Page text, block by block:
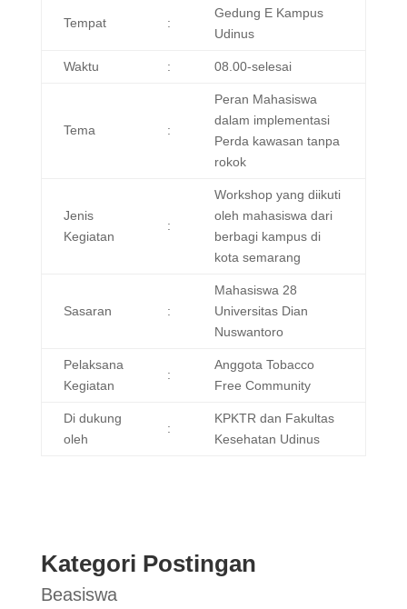
Tempat :
Gedung E Kampus
Udinus
Waktu : 08.00-selesai
Tema :
Peran Mahasiswa
dalam implementasi
Perda kawasan tanpa
rokok
Jenis
Kegiatan
:
Workshop yang diikuti
oleh mahasiswa dari
berbagi kampus di
kota semarang
Sasaran :
Mahasiswa 28
Universitas Dian
Nuswantoro
Pelaksana
Kegiatan
:
Anggota Tobacco
Free Community
Di dukung
oleh
:
KPKTR dan Fakultas
Kesehatan Udinus
Kategori Postingan
Beasiswa